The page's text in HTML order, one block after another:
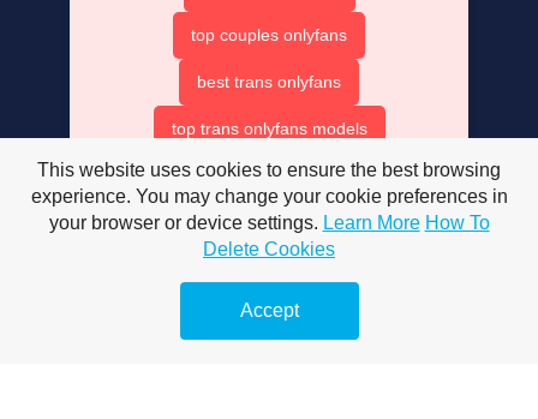
top couples onlyfans
best trans onlyfans
top trans onlyfans models
beat trans onlyfans
onlyfans top couples
trans onlyfans accounts
This website uses cookies to ensure the best browsing
experience. You may change your cookie preferences in
your browser or device settings. Learn More How To
Delete Cookies
Accept